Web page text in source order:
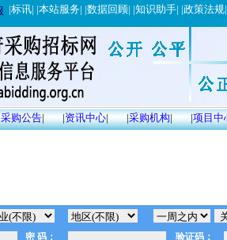
|标讯| |本站服务| |数据回顾| |知识助手| |政策法规
采购公告| |资讯中心| |采购机构| |项目中